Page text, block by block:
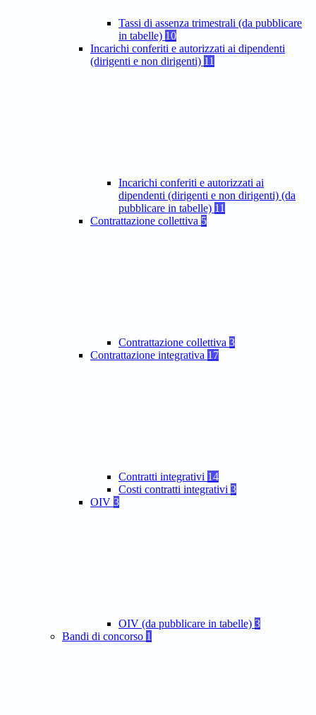
Tassi di assenza trimestrali (da pubblicare
in tabelle) 10
Incarichi conferiti e autorizzati ai dipendenti
(dirigenti e non dirigenti) 11
Incarichi conferiti e autorizzati ai
dipendenti (dirigenti e non dirigenti) (da
pubblicare in tabelle) 11
Contrattazione collettiva 5
Contrattazione collettiva 3
Contrattazione integrativa 17
Contratti integrativi 14
Costi contratti integrativi 3
OIV 3
OIV (da pubblicare in tabelle) 3
Bandi di concorso 1